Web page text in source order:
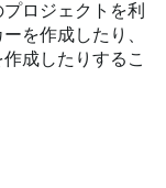
プロジェクトを利
を作成したり、
成したりするこ